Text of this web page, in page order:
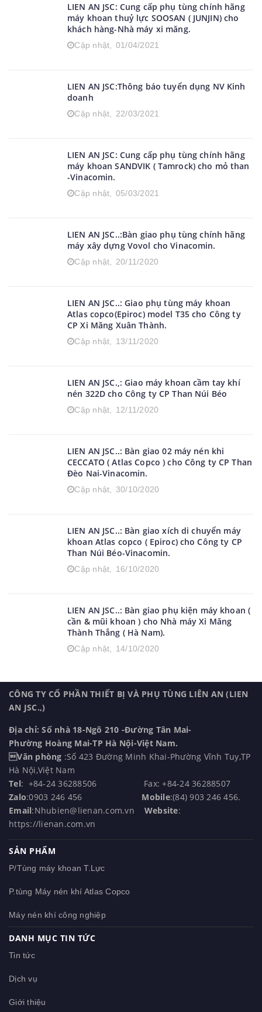
LIEN AN JSC: Cung cấp phụ tùng chính hãng
máy khoan thuỷ lực SOOSAN ( JUNJIN) cho
khách hàng-Nhà máy xi măng.
Cập nhật, 01/04/2021
LIEN AN JSC:Thông báo tuyển dụng NV Kinh
doanh
Cập nhật, 22/03/2021
LIEN AN JSC: Cung cấp phụ tùng chính hãng
máy khoan SANDVIK ( Tamrock) cho mỏ than
-Vinacomin.
Cập nhật, 05/03/2021
LIEN AN JSC..:Bàn giao phụ tùng chính hãng
máy xây dựng Vovol cho Vinacomin.
Cập nhật, 20/11/2020
LIEN AN JSC..: Giao phụ tùng máy khoan
Atlas copco(Epiroc) model T35 cho Công ty
CP Xi Măng Xuân Thành.
Cập nhật, 13/11/2020
LIEN AN JSC.,: Giao máy khoan cầm tay khí
nén 322D cho Công ty CP Than Núi Béo
Cập nhật, 12/11/2020
LIEN AN JSC..: Bàn giao 02 máy nén khi
CECCATO ( Atlas Copco ) cho Công ty CP Than
Đèo Nai-Vinacomin.
Cập nhật, 30/10/2020
LIEN AN JSC..: Bàn giao xích di chuyển máy
khoan Atlas copco ( Epiroc) cho Công ty CP
Than Núi Béo-Vinacomin.
Cập nhật, 16/10/2020
LIEN AN JSC..: Bàn giao phụ kiện máy khoan (
cần & mũi khoan ) cho Nhà máy Xi Măng
Thành Thắng ( Hà Nam).
Cập nhật, 14/10/2020
CÔNG TY CỔ PHẦN THIẾT BỊ VÀ PHỤ TÙNG LIÊN AN (LIEN
AN JSC.,)
Địa chỉ: Số nhà 18-Ngõ 210 -Đường Tân Mai-
Phường Hoàng Mai-TP Hà Nội-Việt Nam.
Văn phòng :Số 423 Đường Minh Khai-Phường Vĩnh Tuy,TP
Hà Nội,Việt Nam
Tel: +84-24 36288506 Fax: +84-24 36288507
Zalo:0903 246 456 Mobile:(84) 903 246 456.
Email:Nhubien@lienan.com.vn Website:
https://lienan.com.vn
SẢN PHẨM
P/Tùng máy khoan T.Lực
P.tùng Máy nén khí Atlas Copco
Máy nén khí công nghiệp
DANH MỤC TIN TỨC
Tin tức
Dịch vụ
Giới thiệu